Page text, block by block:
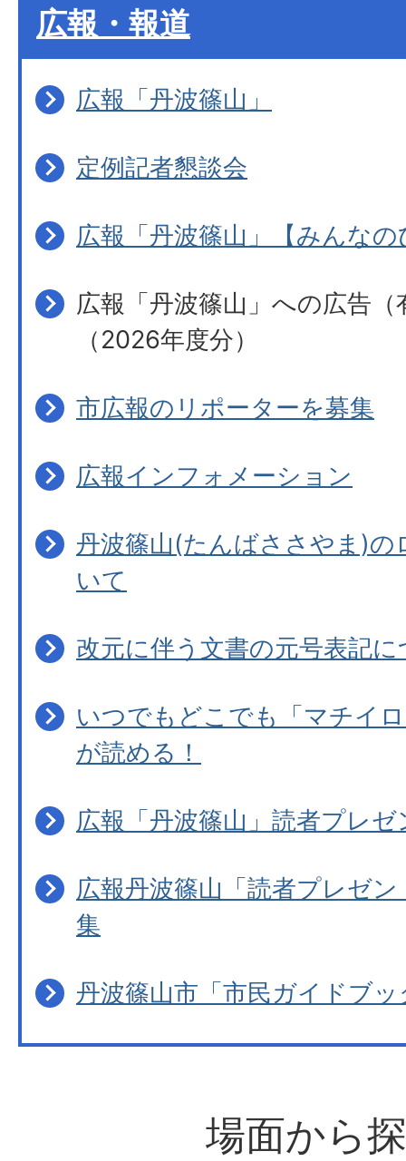
広報・報道
広報「丹波篠山」
定例記者懇談会
広報「丹波篠山」【みんな
広報「丹波篠山」への広告（
（2026年度分）
市広報のリポーターを募集
広報インフォメーション
丹波篠山(たんばささやま)の
いて
改元に伴う文書の元号表記
いつでもどこでも「マチイ
が読める！
広報「丹波篠山」読者プレゼ
広報丹波篠山「読者プレゼ
集
丹波篠山市「市民ガイドブ
場面から